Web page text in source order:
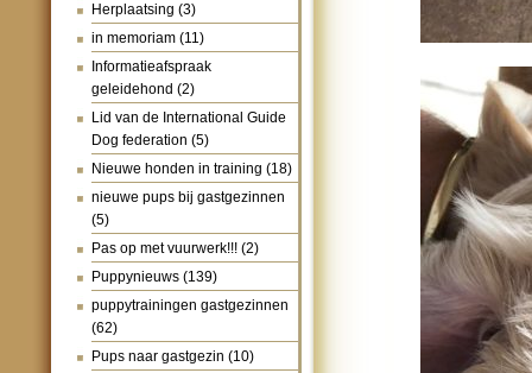
Herplaatsing (3)
in memoriam (11)
Informatieafspraak
geleidehond (2)
Lid van de International Guide
Dog federation (5)
Nieuwe honden in training (18)
nieuwe pups bij gastgezinnen
(5)
Pas op met vuurwerk!!! (2)
Puppynieuws (139)
puppytrainingen gastgezinnen
(62)
Pups naar gastgezin (10)